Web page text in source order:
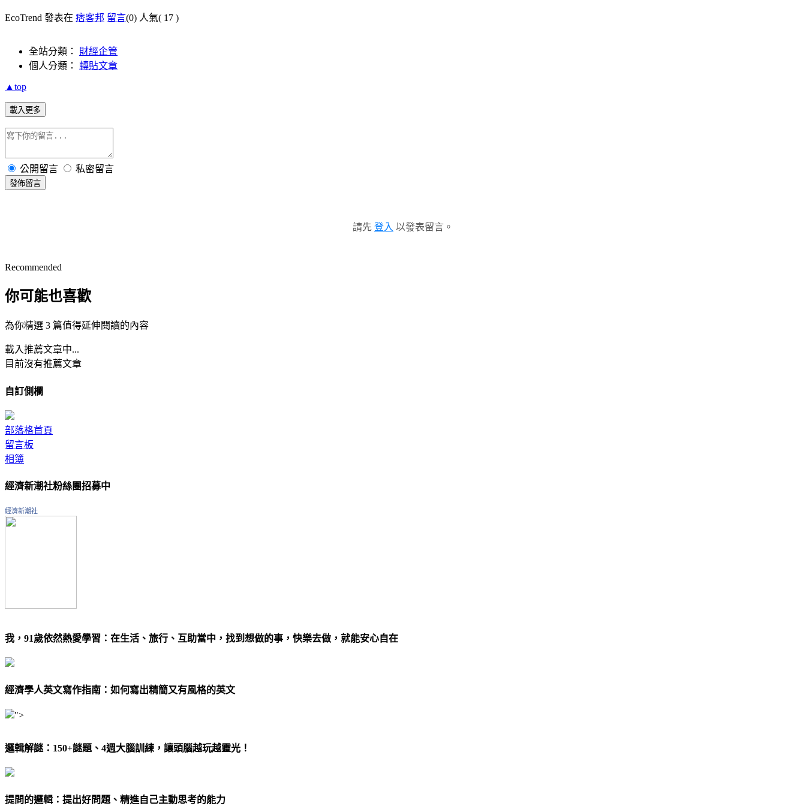
EcoTrend 發表在 痞客邦 留言(0) 人氣( 17 )
全站分類： 財經企管
個人分類： 轉貼文章
▲top
載入更多
公開留言 私密留言
發佈留言
請先 登入 以發表留言。
Recommended
你可能也喜歡
為你精選 3 篇值得延伸閱讀的內容
載入推薦文章中...
目前沒有推薦文章
自訂側欄
部落格首頁
留言板
相簿
經濟新潮社粉絲團招募中
經濟新潮社
我，91歲依然熱愛學習：在生活、旅行、互助當中，找到想做的事，快樂去做，就能安心自在
經濟學人英文寫作指南：如何寫出精簡又有風格的英文
">
邏輯解謎：150+謎題、4週大腦訓練，讓頭腦越玩越靈光！
提問的邏輯：提出好問題、精進自己主動思考的能力